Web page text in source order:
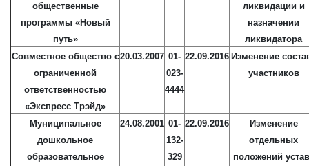
общественные
программы «Новый
путь»
ликвидации и
назначении
ликвидатора
Совместное общество с
ограниченной
ответственностью
«Экспресс Трэйд»
20.03.2007 01-
023-
4444
22.09.2016 Изменение
участников
Муниципальное
дошкольное
образовательное
24.08.2001 01-
132-
329
22.09.2016
Изменение
отдельных
положений